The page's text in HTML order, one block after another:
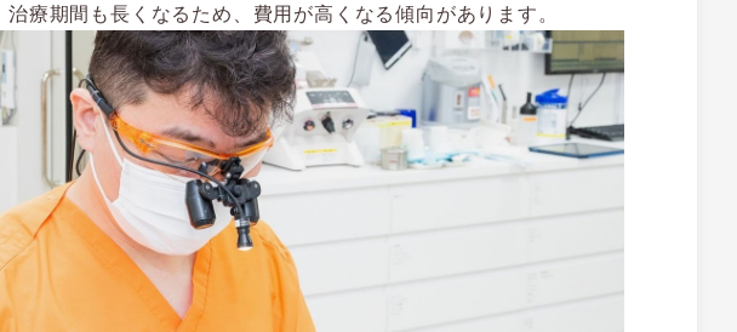
療期間も長くなるため、費用が高くなる傾向があります。